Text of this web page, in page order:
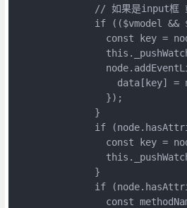
// 如果是input框
if (($vmodel &&
const key =
data[key] =
                });
              }
if
const key =
              }
if
const